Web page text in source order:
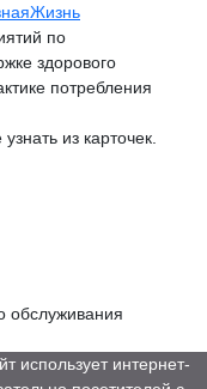
по
здорового
потребления
из карточек.
обслуживания
использует интернет-